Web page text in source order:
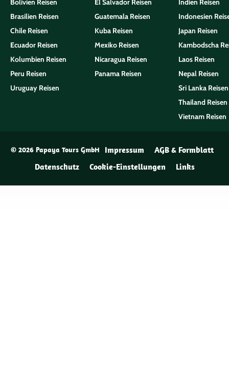
Bolivien Reisen
Brasilien Reisen
Chile Reisen
Ecuador Reisen
Kolumbien Reisen
Peru Reisen
Uruguay Reisen
El Salvador Reisen
Guatemala Reisen
Kuba Reisen
Mexiko Reisen
Nicaragua Reisen
Panama Reisen
Indien Reisen
Indonesien
Japan Reisen
Kambodscha
Laos Reisen
Nepal Reisen
Sri Lanka Reisen
Thailand Reisen
Vietnam Reisen
© 2026 Papaya Tours GmbH Impressum
AGB & Formblatt
Datenschutz
Cookie-Einstellungen Links